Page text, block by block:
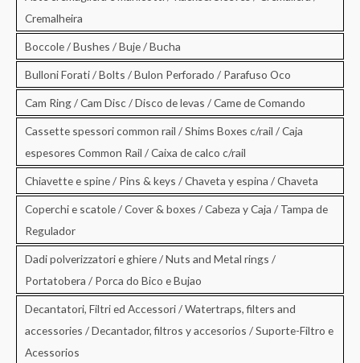
Cremalheira
Boccole / Bushes / Buje / Bucha
Bulloni Forati / Bolts / Bulon Perforado / Parafuso Oco
Cam Ring / Cam Disc / Disco de levas / Came de Comando
Cassette spessori common rail / Shims Boxes c/rail / Caja
espesores Common Rail / Caixa de calco c/rail
Chiavette e spine / Pins & keys / Chaveta y espina / Chaveta
Coperchi e scatole / Cover & boxes / Cabeza y Caja / Tampa de
Regulador
Dadi polverizzatori e ghiere / Nuts and Metal rings /
Portatobera / Porca do Bico e Bujao
Decantatori, Filtri ed Accessori / Watertraps, filters and
accessories / Decantador, filtros y accesorios / Suporte-Filtro e
Acessorios